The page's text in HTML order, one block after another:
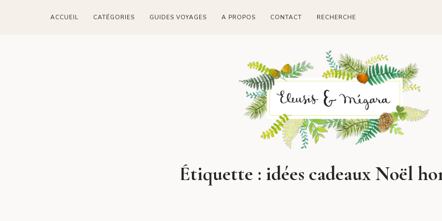
ACCUEIL CATÉGORIES GUIDES VOYAGES A PROPOS CONTACT RECHERCHE
Étiquette : idées cadeaux Noël